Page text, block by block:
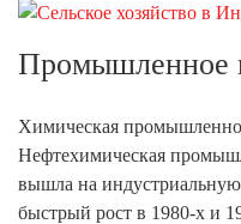
Промышленное
Химическая
Нефтехимическая
вышла на
быстрый рост в 1980-х и